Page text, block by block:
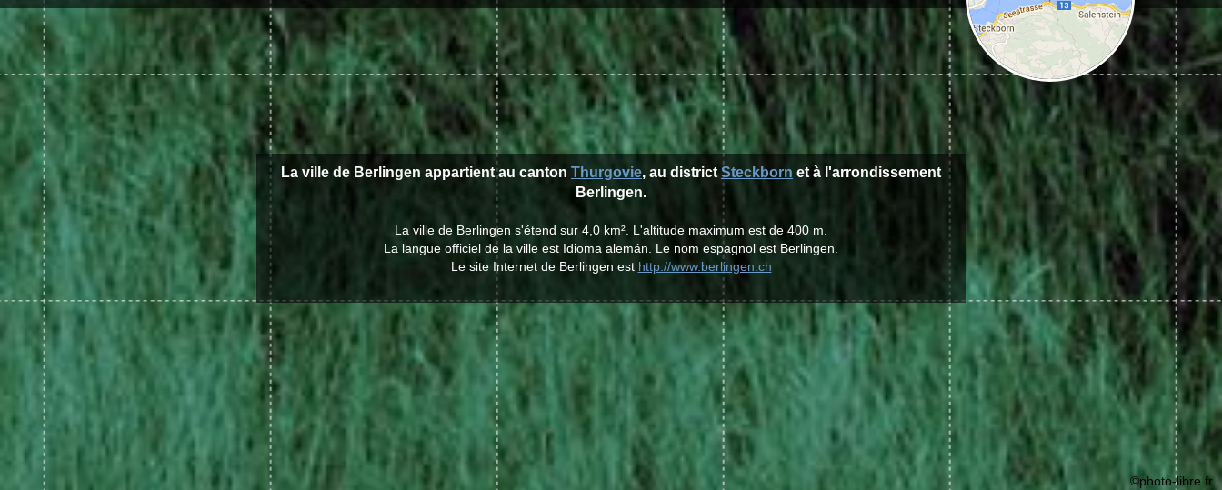
La ville de Berlingen appartient au canton Thurgovie, au districtSteckborn et à l'arrondissement
Berlingen.
La ville de Berlingen s'étend sur 4,0 km². L'altitude maximum est de 400 m.
La langue officiel de la ville est Idioma alemán. Le nom espagnol est Berlingen.
Le site Internet de Berlingen est http://www.berlingen.ch
©photo-libre.fr